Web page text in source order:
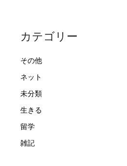
カテゴリー
その他
ネット
未分類
生きる
留学
雑記